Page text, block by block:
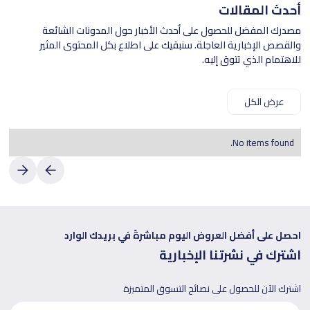
أحدث المقالات
مصدرك المفضل للحصول على أحدث الأخبار حول المدونات الشائعة
والقصص الإخبارية العاجلة. سنبقيك على اطلاع بكل المحتوى المثير
للاهتمام الذي تتوق إليه.
عرض الكل
No items found.
احصل على أفضل العروض اليوم مباشرةً في بريدك الوارد
اشترك في نشرتنا الإخبارية
اشترك الآن للحصول على نصائح التسوق المتميزة